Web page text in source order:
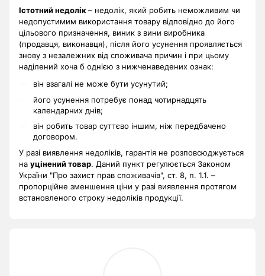
Істотний недолік– недолік, який робить неможливим чи
недопустимим використання товару відповідно до його
цільового призначення, виник з вини виробника
(продавця, виконавця), після його усунення проявляється
знову з незалежних від споживача причин і при цьому
наділений хоча б однією з нижченаведених ознак:
він взагалі не може бути усунутий;
його усунення потребує понад чотирнадцять
календарних днів;
він робить товар суттєво іншим, ніж передбачено
договором.
У разі виявлення недоліків, гарантія не розповсюджується
на уцінений товар. Даний пункт регулюється Законом
України "Про захист прав споживачів", ст. 8, п. 1.1. –
пропорційне зменшення ціни у разі виявлення протягом
встановленого строку недоліків продукції.